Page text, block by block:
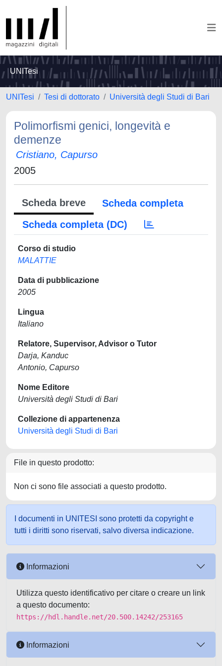
UNITesi
UNITesi Tesi di dottorato Università degli Studi di Bari
Polimorfismi genici, longevità e
demenze
Cristiano, Capurso
2005
Scheda breve
Scheda completa
Scheda completa (DC)
Corso di studio
MALATTIE
Data di pubblicazione
2005
Lingua
Italiano
Relatore, Supervisor, Advisor o Tutor
Darja, Kanduc
Antonio, Capurso
Nome Editore
Università degli Studi di Bari
Collezione di appartenenza
Università degli Studi di Bari
File in questo prodotto:
Non ci sono file associati a questo prodotto.
I documenti in UNITESI sono protetti da copyright e
tutti i diritti sono riservati, salvo diversa indicazione.
Informazioni
Utilizza questo identificativo per citare o creare un link
a questo documento:
https://hdl.handle.net/20.500.14242/253165
Informazioni